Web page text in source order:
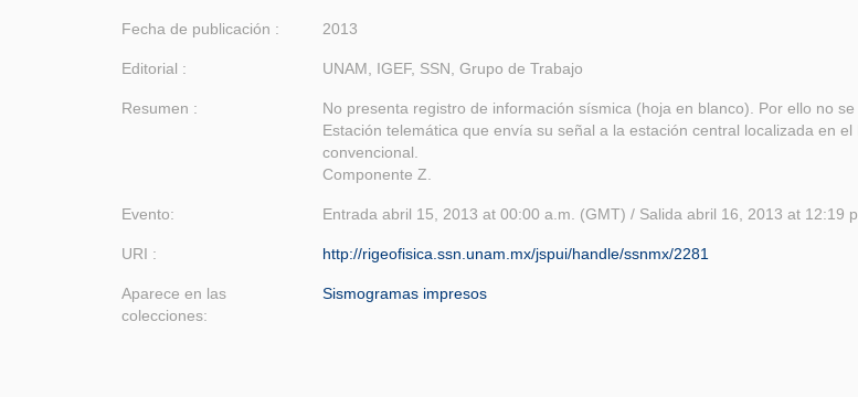
Fecha de publicación : 2013
Editorial : UNAM, IGEF, SSN, Grupo de Trabajo
Resumen :
No presenta registro de información sísmica (hoja en blanco). Por ello no se
Estación telemática que envía su señal a la estación central localizada en
convencional.
Componente Z.
Evento: Entrada abril 15, 2013 at 00:00 a.m. (GMT) / Salida abril 16, 2013 at 12:19
URI : http://rigeofisica.ssn.unam.mx/jspui/handle/ssnmx/2281
Aparece en las
colecciones:
Sismogramas impresos